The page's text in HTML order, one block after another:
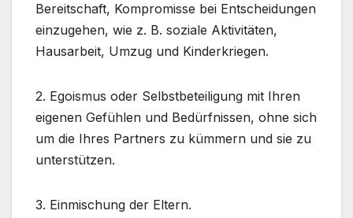
Bereitschaft, Kompromisse bei Entscheidungen
einzugehen, wie z. B. soziale Aktivitäten,
Hausarbeit, Umzug und Kinderkriegen.
2. Egoismus oder Selbstbeteiligung mit Ihren
eigenen Gefühlen und Bedürfnissen, ohne sich
um die Ihres Partners zu kümmern und sie zu
unterstützen.
3. Einmischung der Eltern.